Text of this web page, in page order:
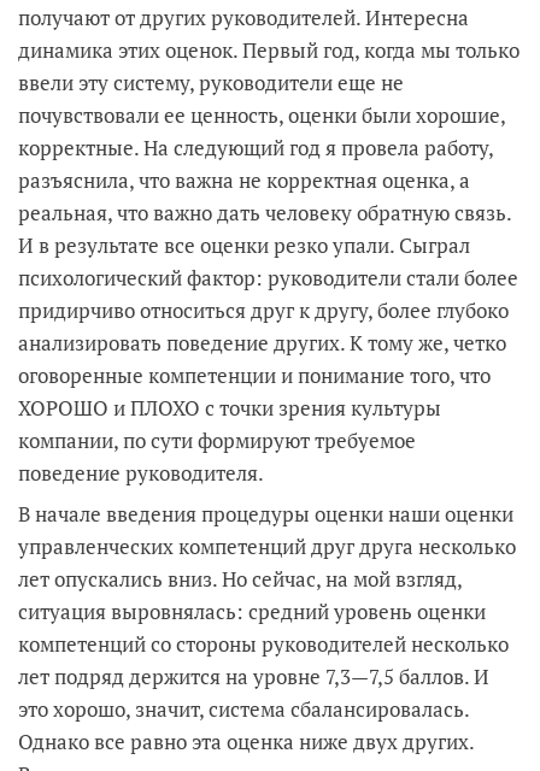
получают от других руководителей. Интересна
динамика этих оценок. Первый год, когда мы только
ввели эту систему, руководители еще не
почувствовали ее ценность, оценки были хорошие,
корректные. На следующий год я провела работу,
разъяснила, что важна не корректная оценка, а
реальная, что важно дать человеку обратную связь.
И в результате все оценки резко упали. Сыграл
психологический фактор: руководители стали более
придирчиво относиться друг к другу, более глубоко
анализировать поведение других. К тому же, четко
оговоренные компетенции и понимание того, что
ХОРОШО и ПЛОХО с точки зрения культуры
компании, по сути формируют требуемое
поведение руководителя.
В начале введения процедуры оценки наши оценки
управленческих компетенций друг друга несколько
лет опускались вниз. Но сейчас, на мой взгляд,
ситуация выровнялась: средний уровень оценки
компетенций со стороны руководителей несколько
лет подряд держится на уровне 7,3—7,5 баллов. И
это хорошо, значит, система сбалансировалась.
Однако все равно эта оценка ниже двух других.